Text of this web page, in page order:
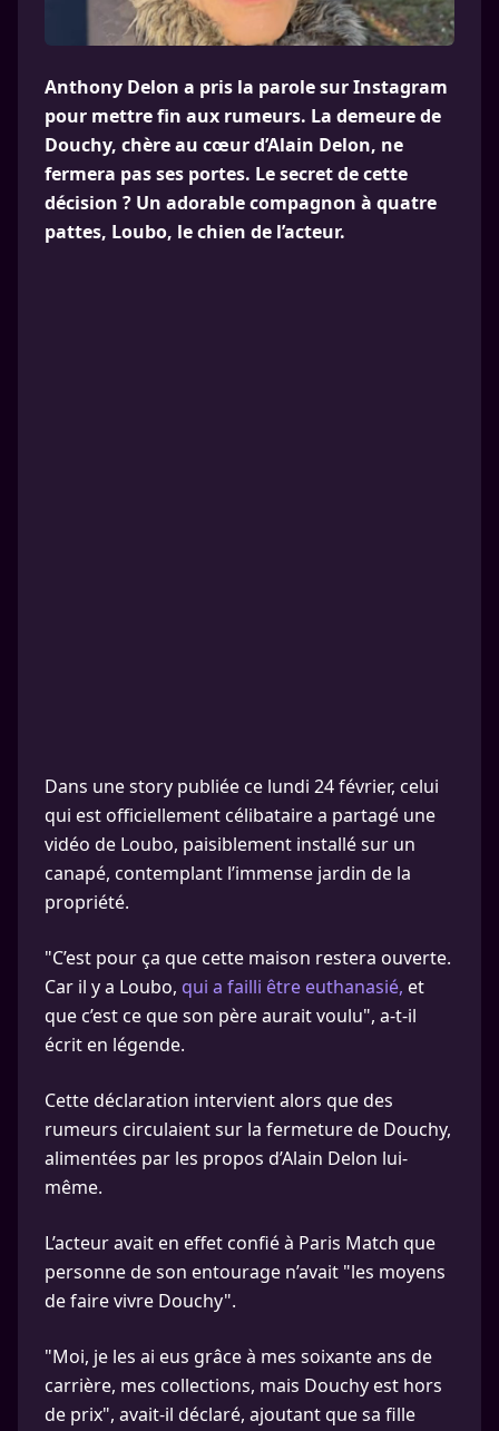
Anthony Delon a pris la parole sur Instagram
pour mettre fin aux rumeurs. La demeure de
Douchy, chère au cœur d’Alain Delon, ne
fermera pas ses portes. Le secret de cette
décision ? Un adorable compagnon à quatre
pattes, Loubo, le chien de l’acteur.
Dans une story publiée ce lundi 24 février, celui
qui est officiellement célibataire a partagé une
vidéo de Loubo, paisiblement installé sur un
canapé, contemplant l’immense jardin de la
propriété.
"C’est pour ça que cette maison restera ouverte.
Car il y a Loubo, qui a failli être euthanasié, et
que c’est ce que son père aurait voulu", a-t-il
écrit en légende.
Cette déclaration intervient alors que des
rumeurs circulaient sur la fermeture de Douchy,
alimentées par les propos d’Alain Delon lui-
même.
L’acteur avait en effet confié à Paris Match que
personne de son entourage n’avait "les moyens
de faire vivre Douchy".
"Moi, je les ai eus grâce à mes soixante ans de
carrière, mes collections, mais Douchy est hors
de prix", avait-il déclaré, ajoutant que sa fille